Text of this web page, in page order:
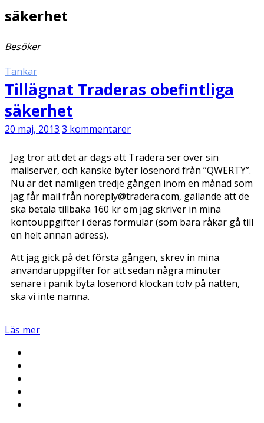
säkerhet
Besöker
Tankar
Tillägnat Traderas obefintliga
säkerhet
20 maj, 2013 3 kommentarer
Jag tror att det är dags att Tradera ser över sin
mailserver, och kanske byter lösenord från ”QWERTY”.
Nu är det nämligen tredje gången inom en månad som
jag får mail från noreply@tradera.com, gällande att de
ska betala tillbaka 160 kr om jag skriver in mina
kontouppgifter i deras formulär (som bara råkar gå till
en helt annan adress).
Att jag gick på det första gången, skrev in mina
användaruppgifter för att sedan några minuter
senare i panik byta lösenord klockan tolv på natten,
ska vi inte nämna.
Läs mer